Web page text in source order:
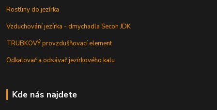
Rostliny do jezírka
Vzduchování jezírka - dmychadla Secoh JDK
TRUBKOVÝ provzdušňovací element
Odkalovač a odsávač jezírkového kalu
Kde nás najdete